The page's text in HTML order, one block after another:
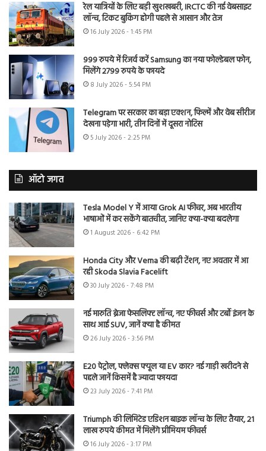
रेल यात्रियों के लिए बड़ी खुशखबरी, IRCTC की नई वेबसाइट
लॉन्च, टिकट बुकिंग होगी पहले से आसान और तेज
16 July 2026 - 1:45 PM
999 रुपये में रिजर्व करें Samsung का नया फोल्डेबल फोन,
मिलेंगे 2799 रुपये के फायदे
8 July 2026 - 5:54 PM
Telegram पर सरकार का बड़ा एक्शन, फिल्में और वेब सीरीज
देखना पड़ेगा भारी, तीन दिनों में दूसरा नोटिस
5 July 2026 - 2:25 PM
ऑटो जगत
Tesla Model Y में आया Grok AI फीचर, अब भारतीय
भाषाओं में कर सकेंगे बातचीत, जानिए क्या-क्या बदलेगा
1 August 2026 - 6:42 PM
Honda City और Verna की बढ़ी टेंशन, नए अवतार में आ
रही Skoda Slavia Facelift
30 July 2026 - 7:48 PM
नई मारुति ब्रेजा फेसलिफ्ट लॉन्च, नए फीचर्स और टर्बो इंजन के
साथ आई SUV, जानें क्या है कीमत
26 July 2026 - 3:56 PM
E20 पेट्रोल, फ्लेक्स फ्यूल या EV कार? नई गाड़ी खरीदने से
पहले जानें किसमें है ज्यादा फायदा
23 July 2026 - 7:41 PM
Triumph की लिमिटेड एडिशन बाइक लॉन्च के लिए तैयार, 21
लाख रुपये कीमत में मिलेंगे प्रीमियम फीचर्स
16 July 2026 - 3:17 PM